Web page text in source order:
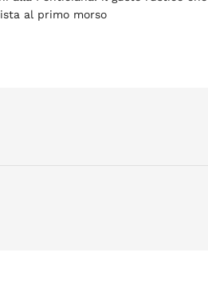
al primo morso